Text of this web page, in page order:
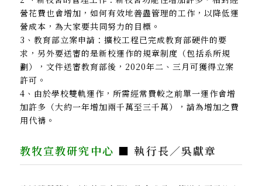
營花費也會增加，如何有效地善盡管理的工作，以降低運
營成本，為大家要共同努力的目標。
3、教育部立案申請：擴校工程已完成教育部硬件的要
求，另外要送審的是新校運作的規章制度（包括系所規
劃），文件送審教育部後，2020年二、三月可獲得立案
許可。
4、 由於學校雙軌運作，所需經常費較之前單一運作會增
加許多（大約一年增加兩千萬至三千萬），請為增加之費
用代禱。
教牧宣教研究中心 ■執行長／吳獻章